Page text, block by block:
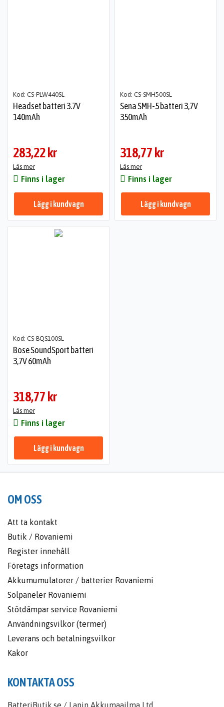
Kod: CS-PLW440SL
Headset batteri 3.7V
140mAh
283,22 kr
Läs mer
Finns i lager
Lägg i kundvagn
Kod: CS-SMH500SL
Sena SMH-5 batteri 3,7V
350mAh
318,77 kr
Läs mer
Finns i lager
Lägg i kundvagn
Kod: CS-BQS100SL
Bose SoundSport batteri
3,7V 60mAh
318,77 kr
Läs mer
Finns i lager
Lägg i kundvagn
OM OSS
Att ta kontakt
Butik / Rovaniemi
Register innehåll
Företags information
Akkumumulatorer / batterier Rovaniemi
Solpaneler Rovaniemi
Stötdämpar service Rovaniemi
Användningsvilkor (termer)
Leverans och betalningsvilkor
Kakor
KONTAKTA OSS
BatteriButik.se / Lapin Akkumaailma Ltd